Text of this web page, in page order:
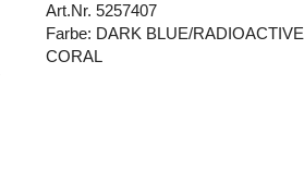
Art.Nr. 5257407
Farbe: DARK BLUE/RADIOACTIVE
CORAL